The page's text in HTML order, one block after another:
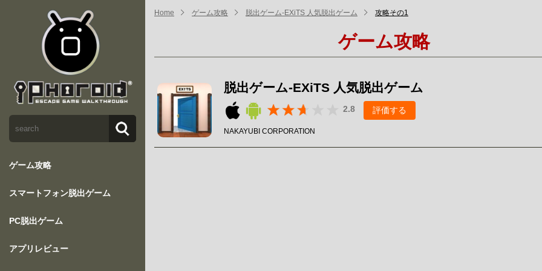
ゲーム攻略
スマートフォン脱出ゲーム
PC脱出ゲーム
アプリレビュー
Home ゲーム攻略 脱出ゲーム-EXiTS 人気脱出ゲーム 攻略その1
ゲーム攻略
脱出ゲーム-EXiTS 人気脱出ゲーム
2.8 評価する
NAKAYUBI CORPORATION